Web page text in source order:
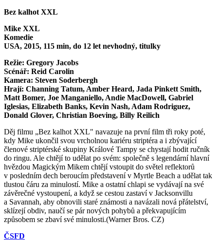
Bez kalhot XXL
Mike XXL
Komedie
USA, 2015, 115 min, do 12 let nevhodný, titulky
Režie: Gregory Jacobs
Scénář: Reid Carolin
Kamera: Steven Soderbergh
Hrají: Channing Tatum, Amber Heard, Jada Pinkett Smith,
Matt Bomer, Joe Manganiello, Andie MacDowell, Gabriel
Iglesias, Elizabeth Banks, Kevin Nash, Adam Rodriguez,
Donald Glover, Christian Boeving, Billy Reilich
Děj filmu „Bez kalhot XXL" navazuje na první film tři roky poté,
kdy Mike ukončil svou vrcholnou kariéru striptéra a i zbývající
členové striptérské skupiny Králové Tampy se chystají hodit ručník
do ringu. Ale chtějí to udělat po svém: společně s legendární hlavní
hvězdou Magickým Mikem chtějí vstoupit do světel reflektorů
v posledním dech beroucím představení v Myrtle Beach a udělat tak
tlustou čáru za minulostí. Mike a ostatní chlapi se vydávají na své
závěrečné vystoupení, a když se cestou zastaví v Jacksonvillu
a Savannah, aby obnovili staré známosti a navázali nová přátelství,
sklízejí obdiv, naučí se pár nových pohybů a překvapujícím
způsobem se zbaví své minulosti.(Warner Bros. CZ)
ČSFD